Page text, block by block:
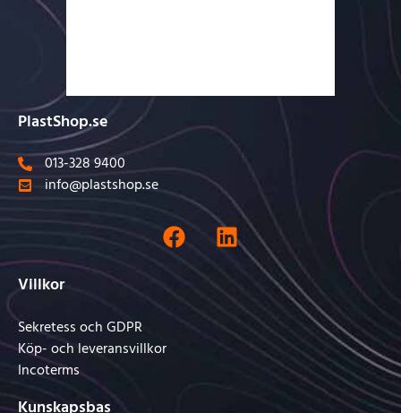
PlastShop.se
013-328 9400
info@plastshop.se
Villkor
Sekretess och GDPR
Köp- och leveransvillkor
Incoterms